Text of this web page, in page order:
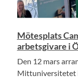
Mötesplats
arbetsgivare i
Den 12 mars
Mittuniversitetet